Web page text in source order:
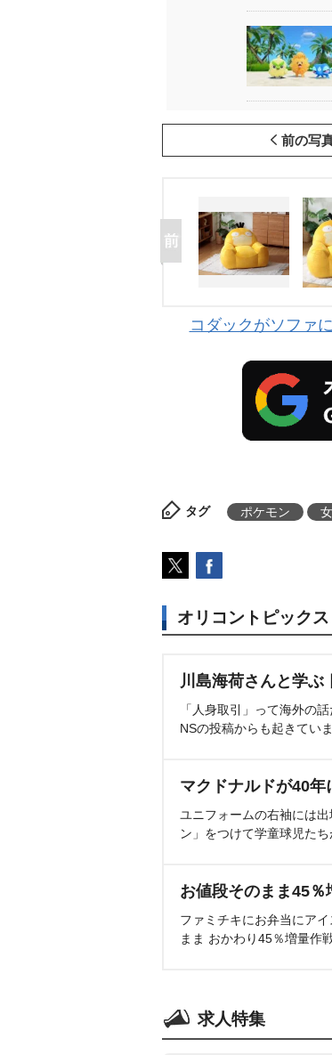
前の写
コダックがソファ
タグ ポケモン
オリコントピックス
川島海荷さんと学ぶ
「人身取引」って海外の
NSの投稿からも起きてい
マクドナルドが40年
ユニフォームの右袖には
ン」をつけて学童球児た
お値段そのまま45
ファミチキにお弁当にア
まま おかわり45％増量作
求人特集